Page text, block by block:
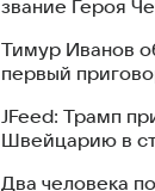
звание Героя
Тимур Иванов
первый
JFeed: Трамп
Швейцарию в
Два человека